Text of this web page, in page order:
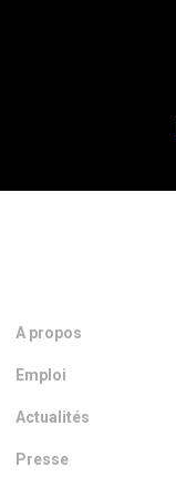
A propos
Emploi
Actualités
Presse